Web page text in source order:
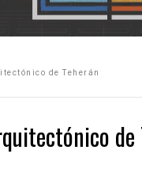
de Teherán
de